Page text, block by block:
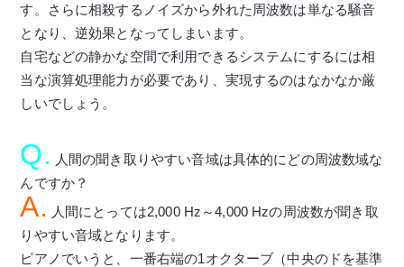
す。さらに相殺するノイズから外れた周波数は単なる騒音
となり、逆効果となってしまいます。
自宅などの静かな空間で利用できるシステムにするには相
当な演算処理能力が必要であり、実現するのはなかなか厳
しいでしょう。
Q. 人間の聞き取りやすい音域は具体的にどの周波数域な
んですか？
A. 人間にとっては2,000 Hz～4,000 Hzの周波数が聞き取
りやすい音域となります。
ピアノでいうと、一番右端の1オクターブ（中央のドを基準